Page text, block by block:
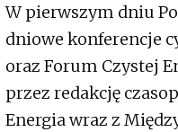
W pierwszym dniu
dniowe konferencje
oraz Forum Czystej
przez redakcję
Energia wraz z